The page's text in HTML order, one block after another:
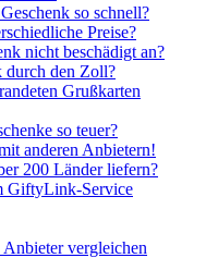
so schnell?
Preise?
nicht beschädigt an?
durch den Zoll?
Grußkarten
so teuer?
anderen Anbietern!
200 Länder liefern?
GiftyLink-Service
vergleichen